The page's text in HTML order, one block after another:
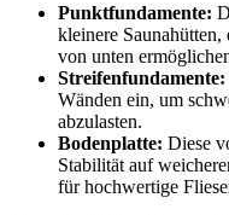
Punktfundamente:
kleinere
von unten
Streifenfundamente:
Wänden ein, um
abzulasten.
Bodenplatte: Diese
Stabilität auf
für hochwertige